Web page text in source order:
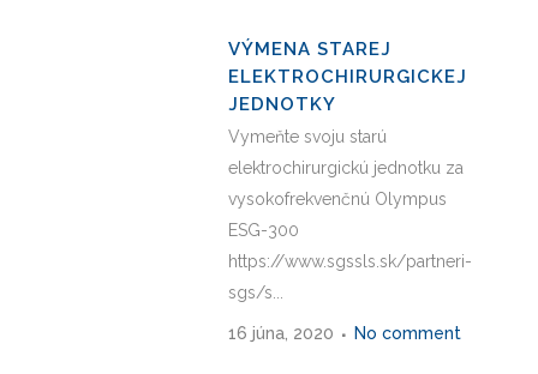
VÝMENA STAREJ
ELEKTROCHIRURGICKEJ
JEDNOTKY
Vymeňte svoju starú
elektrochirurgickú jednotku za
vysokofrekvenčnú Olympus
ESG-300
https://www.sgssls.sk/partneri-
sgs/s...
16 júna, 2020 No comment